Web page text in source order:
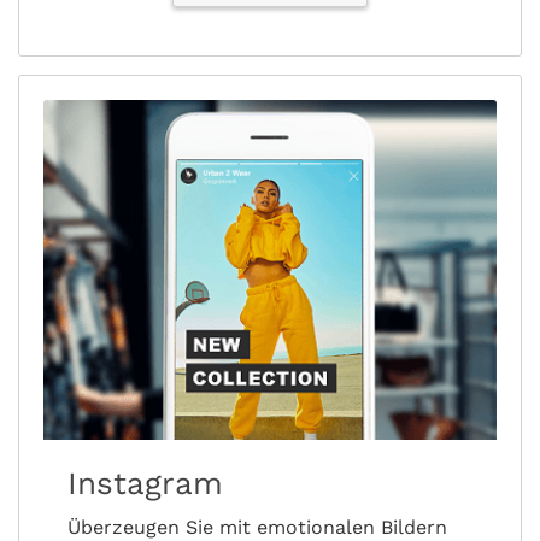
Instagram
Überzeugen Sie mit emotionalen Bildern